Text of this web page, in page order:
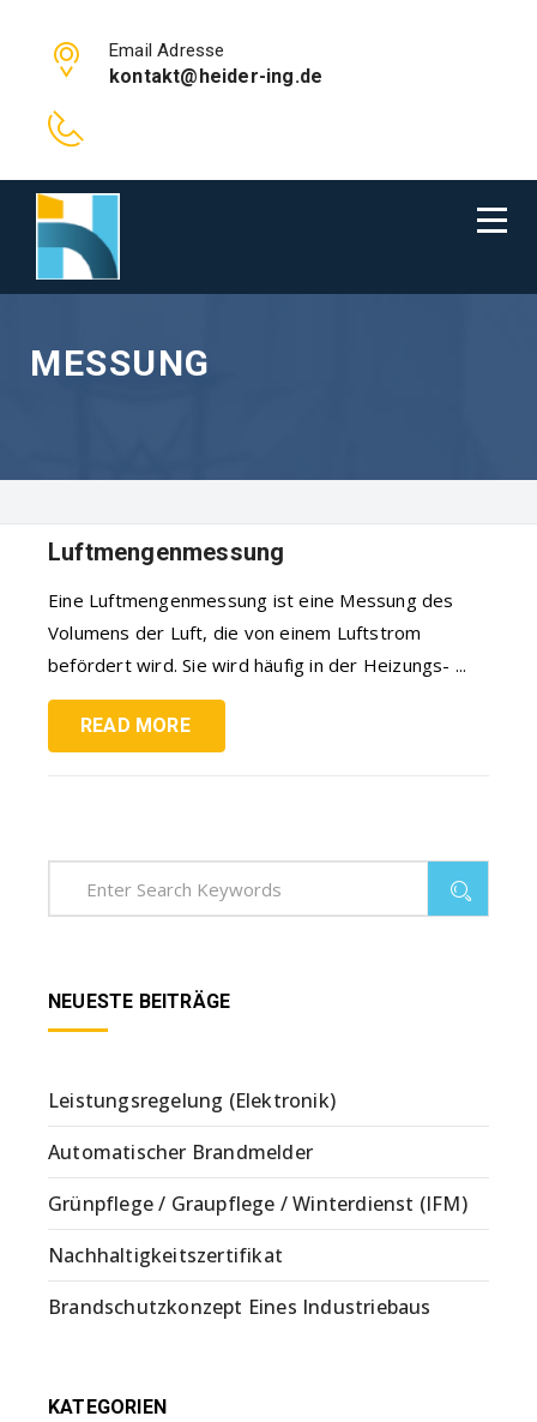
Email Adresse
kontakt@heider-ing.de
MESSUNG
Luftmengenmessung
Eine Luftmengenmessung ist eine Messung des
Volumens der Luft, die von einem Luftstrom
befördert wird. Sie wird häufig in der Heizungs- ...
READ MORE
NEUESTE BEITRÄGE
Leistungsregelung (Elektronik)
Automatischer Brandmelder
Grünpflege / Graupflege / Winterdienst (IFM)
Nachhaltigkeitszertifikat
Brandschutzkonzept Eines Industriebaus
KATEGORIEN